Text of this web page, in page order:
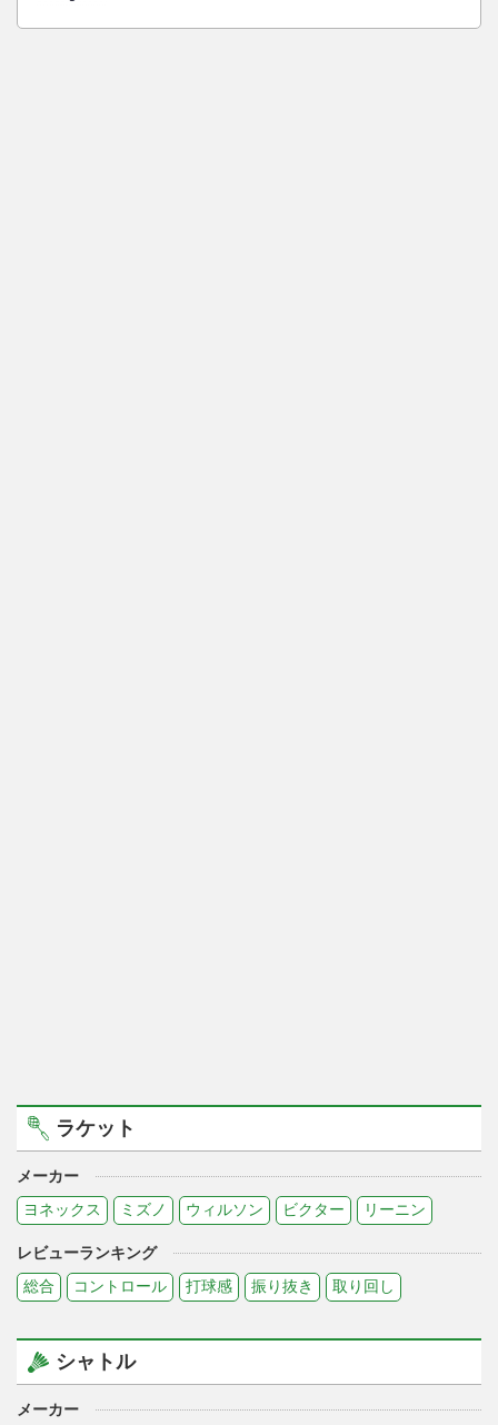
ラケット
メーカー
ヨネックス
ミズノ ウィルソン ビクター リーニン
レビューランキング
総合
コントロール 打球感 振り抜き 取り回し
シャトル
メーカー